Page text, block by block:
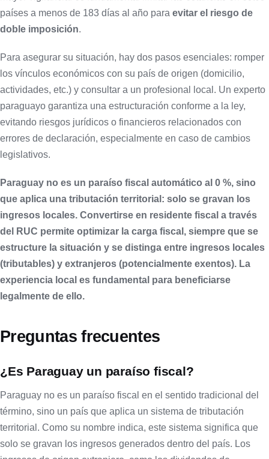
países a menos de 183 días al año para evitar el riesgo de
doble imposición.
Para asegurar su situación, hay dos pasos esenciales: romper
los vínculos económicos con su país de origen (domicilio,
actividades, etc.) y consultar a un profesional local. Un experto
paraguayo garantiza una estructuración conforme a la ley,
evitando riesgos jurídicos o financieros relacionados con
errores de declaración, especialmente en caso de cambios
legislativos.
Paraguay no es un paraíso fiscal automático al 0 %, sino
que aplica una tributación territorial : solo se gravan los
ingresos locales. Convertirse en residente fiscal a través
del RUC permite optimizar la carga fiscal , siempre que se
estructure la situación y se distinga entre ingresos locales
(tributables) y extranjeros (potencialmente exentos). La
experiencia local es fundamental para beneficiarse
legalmente de ello.
Preguntas frecuentes
¿Es Paraguay un paraíso fiscal?
Paraguay no es un paraíso fiscal en el sentido tradicional del
término, sino un país que aplica un sistema de tributación
territorial. Como su nombre indica, este sistema significa que
solo se gravan los ingresos generados dentro del país. Los